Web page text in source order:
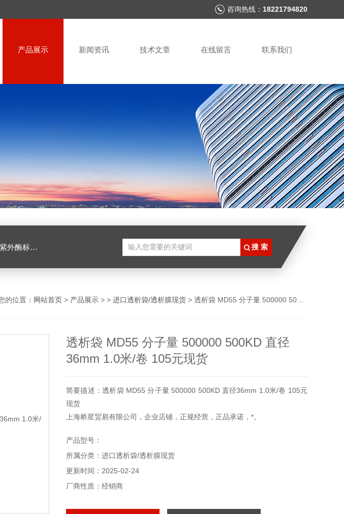
咨询热线： 18221794820
产品展示 新闻资讯 技术文章 在线留言 联系我们
Roche原装潮霉素B
的位置： 网站首页 > 产品展示 > > 进口透析袋/透析膜现货 > 透析袋 MD55 分子量 500000 500KD 直径36mm 1.0米/卷 105元现货
透析袋 MD55 分子量 500000 500KD 直径
36mm 1.0米/卷 105元现货
简要描述：透析袋 MD55 分子量 500000 500KD 直径36mm 1.0米/卷 105元
现货
上海桥星贸易有限公司，企业店铺，正规经营，正品承诺，*。
产品型号：
所属分类：进口透析袋/透析膜现货
更新时间：2025-02-24
厂商性质：经销商